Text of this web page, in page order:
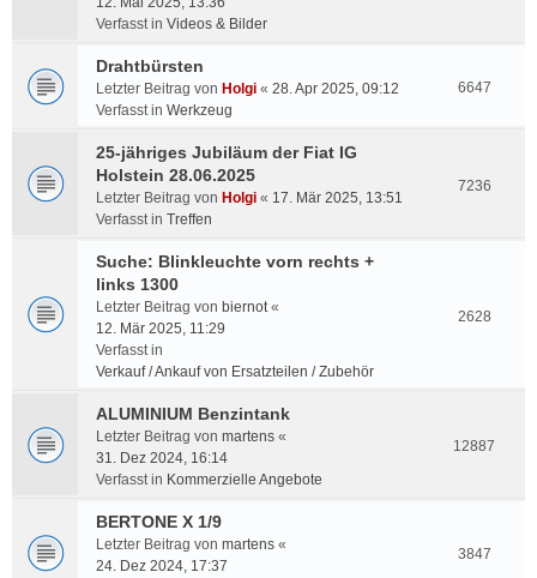
Verfasst in Videos & Bilder
Drahtbürsten
Letzter Beitrag von Holgi « 28. Apr 2025, 09:12
Verfasst in Werkzeug
6647
25-jähriges Jubiläum der Fiat IG
Holstein 28.06.2025
Letzter Beitrag von Holgi « 17. Mär 2025, 13:51
Verfasst in Treffen
7236
Suche: Blinkleuchte vorn rechts +
links 1300
Letzter Beitrag von biernot«
12. Mär 2025, 11:29
Verfasst in
Verkauf / Ankauf von Ersatzteilen / Zubehör
2628
ALUMINIUM Benzintank
Letzter Beitrag von martens «
31. Dez 2024, 16:14
Verfasst in Kommerzielle Angebote
12887
BERTONE X 1/9
Letzter Beitrag von martens «
24. Dez 2024, 17:37
3847